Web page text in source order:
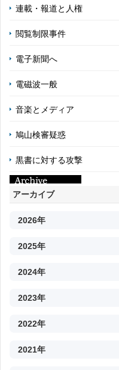
連載・報道と人権
閲覧制限事件
電子新聞へ
電磁波一般
音楽とメディア
鳩山検審疑惑
黒書に対する攻撃
アーカイブ
2026年
2025年
2024年
2023年
2022年
2021年